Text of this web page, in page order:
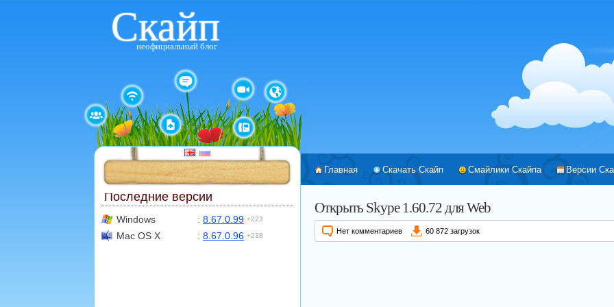
Скайп
неофициальный блог
Главная Скачать Скайп Смайлики Скайпа Версии
Открыть Skype 1.60.72 для Web
Нет комментариев 60 872 загрузок
Последние версии
Windows : 8.67.0.99 +223
Mac OS X : 8.67.0.96 +238